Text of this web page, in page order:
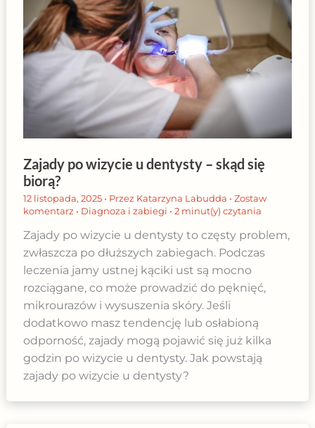
Zajady po wizycie u dentysty – skąd się
biorą?
12 listopada, 2025 • Przez Katarzyna Labudda • Zostaw
komentarz • Diagnoza i zabiegi • 2 minut(y) czytania
Zajady po wizycie u dentysty to częsty problem,
zwłaszcza po dłuższych zabiegach. Podczas
leczenia jamy ustnej kąciki ust są mocno
rozciągane, co może prowadzić do pęknięć,
mikrourazów i wysuszenia skóry. Jeśli
dodatkowo masz tendencję lub osłabioną
odporność, zajady mogą pojawić się już kilka
godzin po wizycie u dentysty. Jak powstają
zajady po wizycie u dentysty?